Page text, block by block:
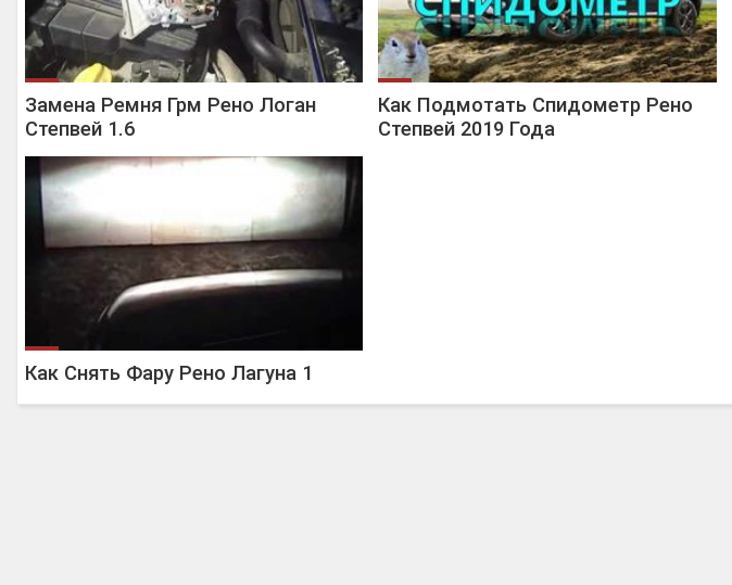
Замена Ремня Грм Рено Логан
Степвей 1.6
Как Подмотать Спидометр Рено
Степвей 2019 Года
Как Снять Фару Рено Лагуна 1